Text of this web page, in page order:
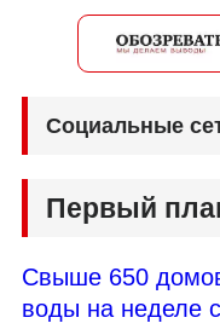
Социальные
Первый
Свыше 650 домов
воды на неделе